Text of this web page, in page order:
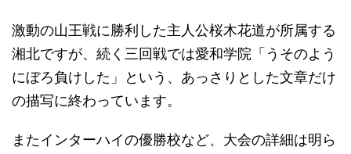
激動の山王戦に勝利した主人公桜木花道が所属する
湘北ですが、続く三回戦では愛和学院「うそのよう
にぼろ負けした」という、あっさりとした文章だけ
の描写に終わっています。
またインターハイの優勝校など、大会の詳細は明ら